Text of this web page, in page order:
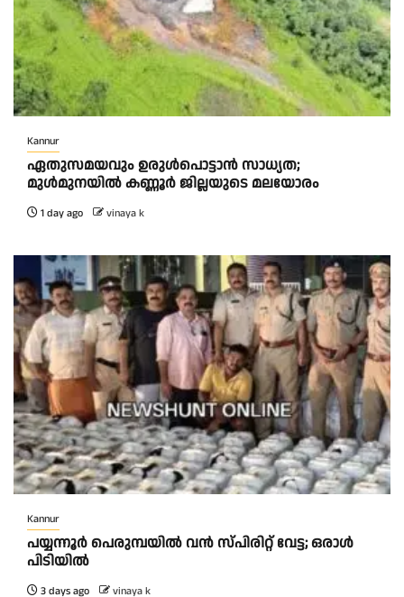
Kannur
ഏതുസമയവും ഉരുൾപൊട്ടാൻ സാധ്യത;
മുൾമുനയിൽ കണ്ണൂർ ജില്ലയുടെ മലയോരം
1 day ago vinaya k
Kannur
പയ്യന്നൂർ പെരുമ്പയിൽ വൻ സ്‌പിരിറ്റ് വേട്ട; ഒരാൾ
പിടിയിൽ
3 days ago vinaya k